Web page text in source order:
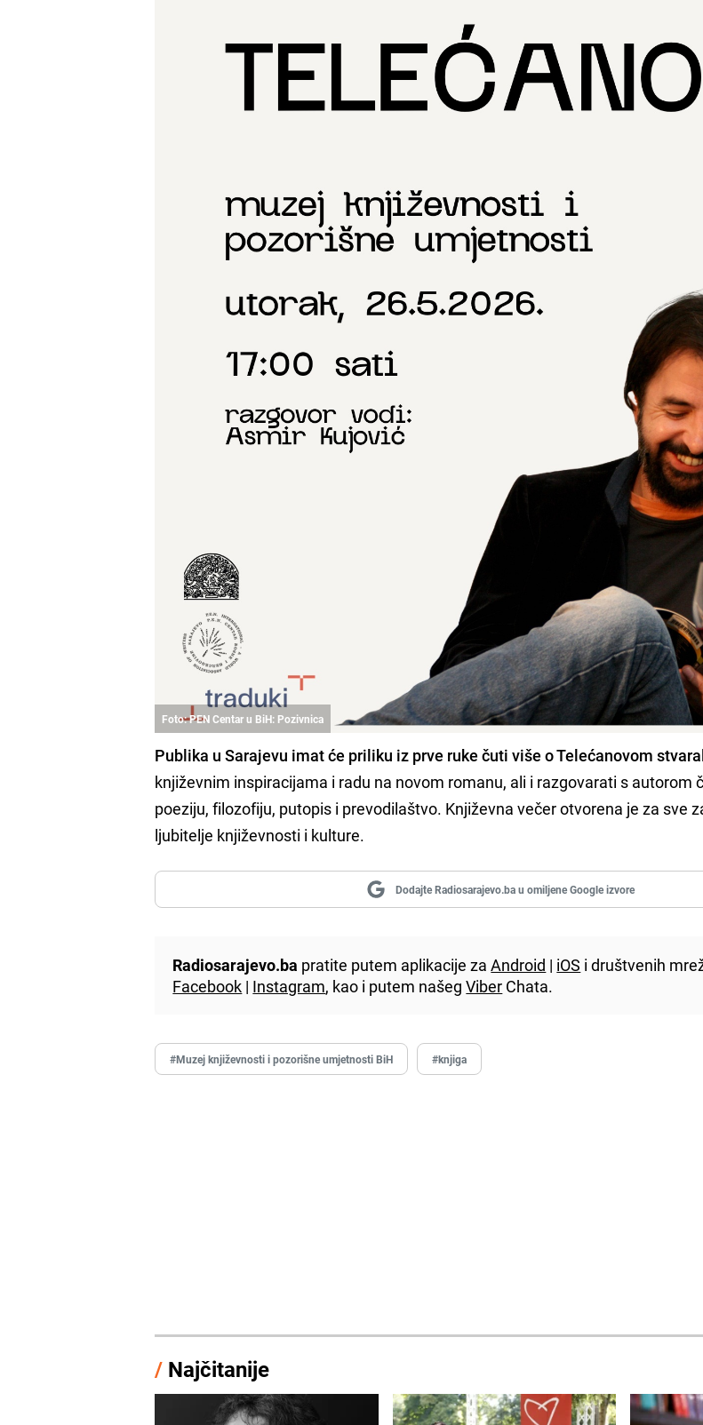
Foto: PEN Centar u BiH: Pozivnica
Publika u Sarajevu imat će priliku iz prve ruke čuti više o Telećanovom
književnim inspiracijama i radu na novom romanu, ali i razgovarati s autorom
poeziju, filozofiju, putopis i prevodilaštvo. Književna večer otvorena je za sve
ljubitelje književnosti i kulture.
Dodajte Radiosarajevo.ba u omiljene Google izvore
Radiosarajevo.ba pratite putem aplikacije zaAndroid | iOS i društvenih
Facebook | Instagram, kao i putem našegViber Chata.
#Muzej književnosti i pozorišne umjetnosti BiH #knjiga
/ Najčitanije